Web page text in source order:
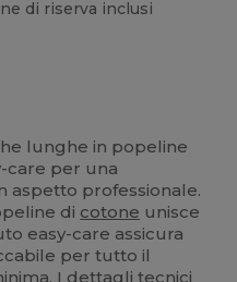
di riserva inclusi
lunghe in popeline
care per una
aspetto professionale.
di cotone unisce
easy-care assicura
per tutto il
I dettagli tecnici